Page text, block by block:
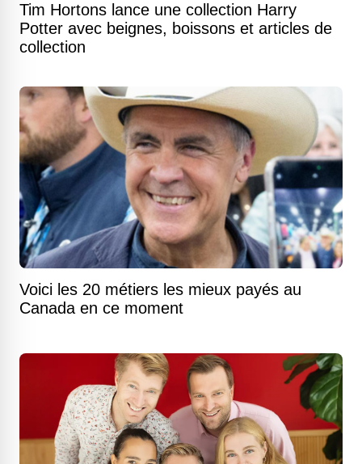
Tim Hortons lance une collection Harry
Potter avec beignes, boissons et articles de
collection
Voici les 20 métiers les mieux payés au
Canada en ce moment